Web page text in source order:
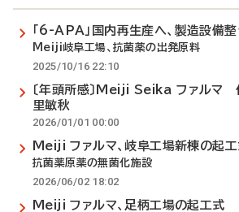
「6-APA」国内再生産へ、製造設備整
Meiji岐阜工場、抗菌薬の出発原料
2025/10/16 22:10
〔年頭所感〕Meiji Seika ファルマ
里敏秋
2026/01/01 00:00
Meiji ファルマ、岐阜工場新棟の起
抗菌薬原薬の無菌化施設
2026/06/02 18:02
Meiji ファルマ、足柄工場の起工式